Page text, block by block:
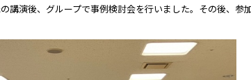
演後、グループで事例検討会を行いました。その後、参